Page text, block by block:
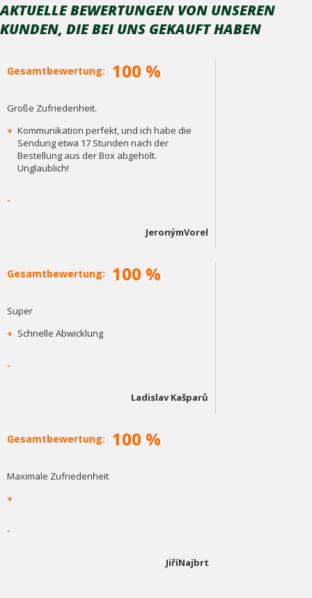
AKTUELLE BEWERTUNGEN VON UNSEREN
KUNDEN, DIE BEI ​​UNS GEKAUFT HABEN
Gesamtbewertung: 100 %
Große Zufriedenheit.
+ Kommunikation perfekt, und ich habe die
Sendung etwa 17 Stunden nach der
Bestellung aus der Box abgeholt.
Unglaublich!
-
JeronýmVorel
Gesamtbewertung: 100 %
Super
+ Schnelle Abwicklung
-
Ladislav Kašparů
Gesamtbewertung: 100 %
Maximale Zufriedenheit
+
-
JiříNajbrt